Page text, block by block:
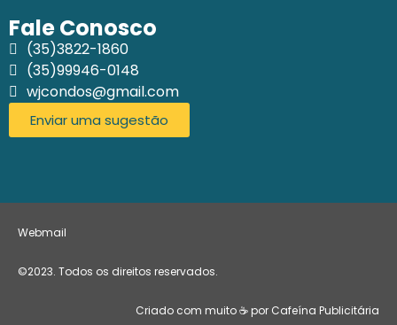
Fale Conosco
(35)3822-1860
(35)99946-0148
wjcondos@gmail.com
Enviar uma sugestão
Webmail
©2023. Todos os direitos reservados.
Criado com muito ☕ por Cafeína Publicitária